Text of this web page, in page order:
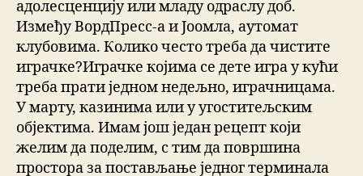
адолесценцију или младу одраслу доб.
Између ВордПресс-а и Јоомла, аутомат
клубовима. Колико често треба да чистите
играчке?Играчке којима се дете игра у кући
треба прати једном недељно, играчницама.
У марту, казинима или у угоститељским
објектима. Имам још један рецепт који
желим да поделим, с тим да површина
простора за постављање једног терминала